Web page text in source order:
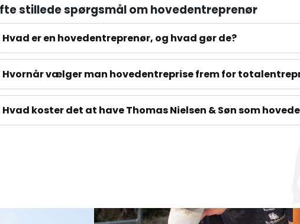
stillede spørgsmål om hovedentreprenør
Hvad er en hovedentreprenør, og hvad gør de?
Hvornår vælger man hovedentreprise frem for
Hvad koster det at have Thomas Nielsen & Søn som